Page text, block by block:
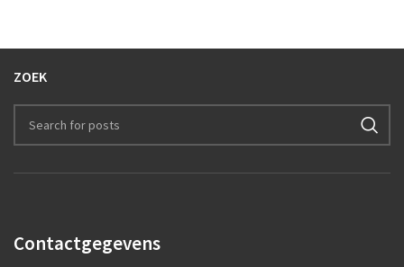
ZOEK
Contactgegevens